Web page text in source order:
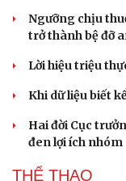
Ngưỡng chịu
trở thành bệ đỡ
Lời hiệu triệu
Khi dữ liệu biết
Hai đời Cục
đen lợi ích nhóm
THỂ THAO